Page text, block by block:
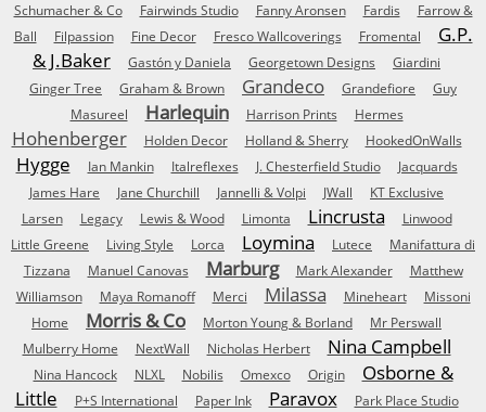
Schumacher & Co
Fairwinds Studio Fanny Aronsen Fardis
Farrow &
Ball
Filpassion Fine Decor Fresco Wallcoverings Fromental
G.P.
& J.Baker
Gastón y Daniela Georgetown Designs
Giardini
Ginger Tree
Graham & Brown Grandeco Grandefiore
Guy
Masureel
Harlequin Harrison Prints Hermes
Hohenberger Holden Decor Holland & Sherry HookedOnWalls
Hygge Ian Mankin Italreflexes J. Chesterfield Studio
Jacquards
James Hare
Jane Churchill Jannelli & Volpi JWall
KT Exclusive
Larsen
Legacy Lewis & Wood Limonta Lincrusta
Linwood
Little Greene
Living Style Lorca Loymina Lutece
Manifattura di
Tizzana
Manuel Canovas Marburg Mark Alexander
Matthew
Williamson
Maya Romanoff Merci Milassa Mineheart
Missoni
Home
Morris & Co Morton Young & Borland
Mr Perswall
Mulberry Home
NextWall Nicholas Herbert Nina Campbell
Nina Hancock NLXL Nobilis Omexco Origin
Osborne &
Little
P+S International Paper Ink Paravox
Park Place Studio